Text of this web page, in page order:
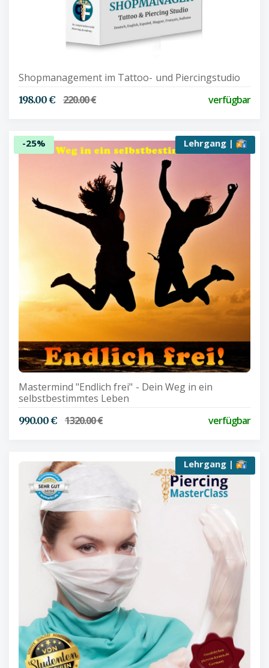
Shopmanagement im Tattoo- und Piercingstudio
198.00 € 220.00 € verfügbar
Lehrgang |
-25%
Mastermind "Endlich frei" - Dein Weg in ein
selbstbestimmtes Leben
990.00 € 1320.00 € verfügbar
Lehrgang |